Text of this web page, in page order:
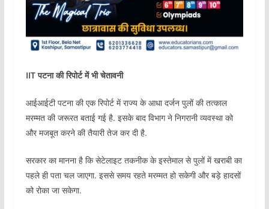
IIT पटना की रिपोर्ट में भी चेतावनी
आईआईटी पटना की एक रिपोर्ट में राज्य के आधा दर्जन पुलों की तत्काल
मरम्मत की जरूरत बताई गई है. इसके बाद विभाग ने निगरानी व्यवस्था को
और मजबूत करने की तैयारी तेज कर दी है.
सरकार का मानना है कि सेटेलाइट तकनीक के इस्तेमाल से पुलों में खराबी का
पहले ही पता चल जाएगा. इससे समय रहते मरम्मत हो सकेगी और बड़े हादसों
को रोका जा सकेगा.